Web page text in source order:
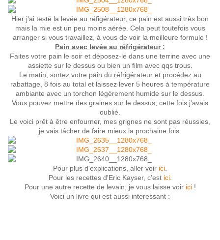
Hier j'ai testé la levée au réfigérateur, ce pain est aussi très bon
mais la mie est un peu moins aérée. Cela peut toutefois vous
arranger si vous travaillez, à vous de voir la meilleure formule !
Pain avec levée au réfrigérateur :
Faites votre pain le soir et déposez-le dans une terrine avec une
assiette sur le dessus ou bien un film avec qqs trous.
Le matin, sortez votre pain du réfrigérateur et procédez au
rabattage, 8 fois au total et laissez lever 5 heures à température
ambiante avec un torchon légèrement humide sur le dessus.
Vous pouvez mettre des graines sur le dessus, cette fois j'avais
oublié.
Le voici prêt à être enfourner, mes grignes ne sont pas réussies,
je vais tâcher de faire mieux la prochaine fois.
Pour plus d'explications, aller voir ici
Pour les recettes d'Eric Kayser, c'estici.
Pour une autre recette de levain, je vous laisse voir ici !
Voici un livre qui est aussi interessant :